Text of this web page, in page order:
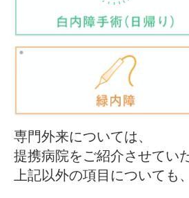
専門外来については、
提携病院をご紹介させてい
上記以外の項目について